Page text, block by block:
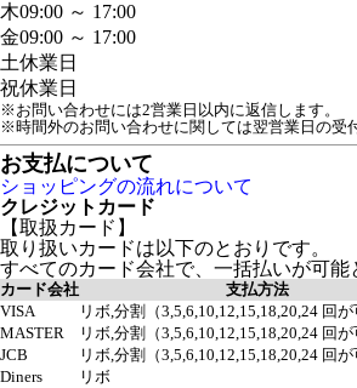
木09:00 ～ 17:00
金09:00 ～ 17:00
土休業日
祝休業日
※お問い合わせには2営業日以内に返信します。
※時間外のお問い合わせに関しては翌営業日の受
お支払について
ショッピングの流れについて
クレジットカード
【取扱カード】
取り扱いカードは以下のとおりです。
すべてのカード会社で、一括払いが可能
カード会社
支払方法
VISA
リボ,分割（3,5,6,10,12,15,18,20,24 回が
MASTER
リボ,分割（3,5,6,10,12,15,18,20,24 回が
JCB
リボ,分割（3,5,6,10,12,15,18,20,24 回が
Diners
リボ